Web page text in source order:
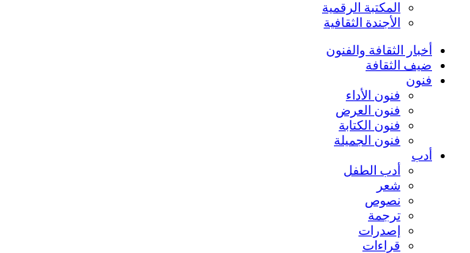
المكتبة الرقمية
الأجندة الثقافية
أخبار الثقافة والفنون
ضيف الثقافة
فنون
فنون الأداء
فنون العرض
فنون الكتابة
فنون الجميلة
أدب
أدب الطفل
شعر
نصوص
ترجمة
إصدرات
قراءات